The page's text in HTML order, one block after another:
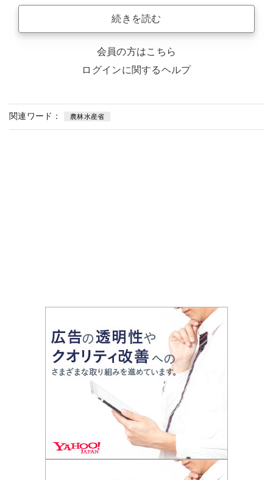
続きを読む
会員の方はこちら
ログインに関するヘルプ
関連ワード： 農林水産省